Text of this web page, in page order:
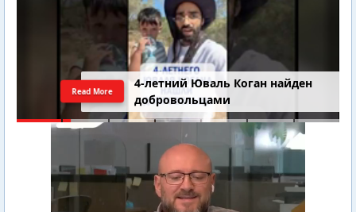
4-летний Юваль Коган найден
добровольцами
Read More